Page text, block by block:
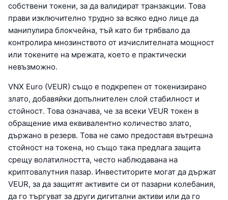
собствени токени, за да валидират транзакции. Това
прави изключително трудно за всяко едно лице да
манипулира блокчейна, тъй като би трябвало да
контролира мнозинството от изчислителната мощност
или токените на мрежата, което е практически
невъзможно.
VNX Euro (VEUR) също е подкрепен от токенизирано
злато, добавяйки допълнителен слой стабилност и
стойност. Това означава, че за всеки VEUR токен в
обращение има еквивалентно количество злато,
държано в резерв. Това не само предоставя вътрешна
стойност на токена, но също така предлага защита
срещу волатилността, често наблюдавана на
криптовалутния пазар. Инвеститорите могат да държат
VEUR, за да защитят активите си от пазарни колебания,
да го търгуват за други дигитални активи или да го